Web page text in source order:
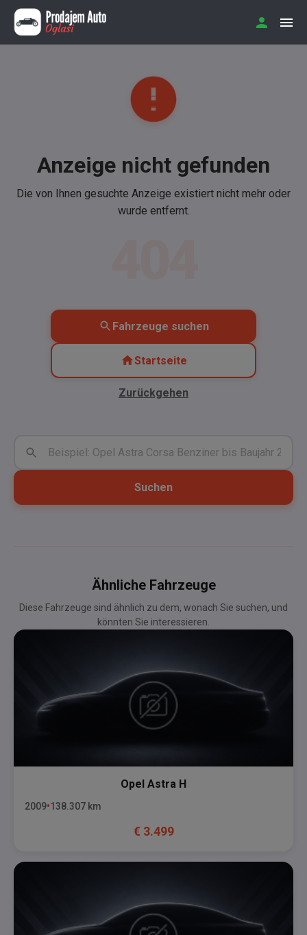
Anzeige nicht gefunden
Die von Ihnen gesuchte Anzeige existiert nicht mehr oder
wurde entfernt.
Fahrzeuge suchen
Startseite
Zurückgehen
Suchen
Ähnliche Fahrzeuge
Diese Fahrzeuge sind ähnlich zu dem, wonach Sie suchen, und
könnten Sie interessieren.
Opel Astra H
2009 138.307 km
€ 3.499